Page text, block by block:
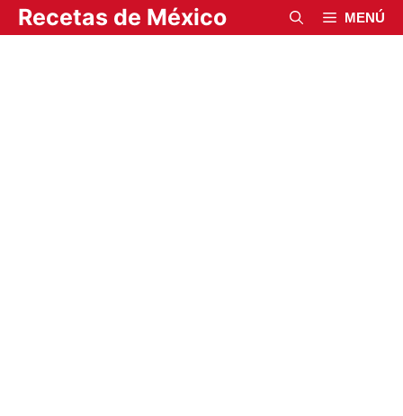
Saltar
al
Recetas de México MENÚ